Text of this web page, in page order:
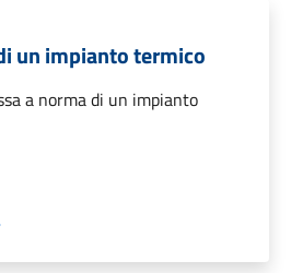
un impianto termico
a norma di un impianto